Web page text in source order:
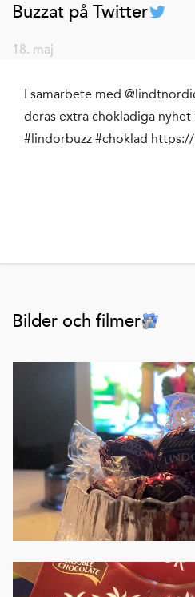
Buzzat på Twitter
18. maj
I samarbete med
deras extra chokladiga
#lindorbuzz #choklad
Bilder och filmer